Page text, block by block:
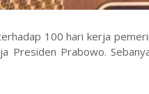
100 hari kerja
Presiden Prabowo.